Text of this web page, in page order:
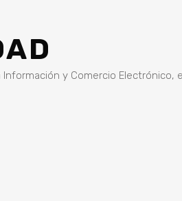
y Comercio Electrónico,